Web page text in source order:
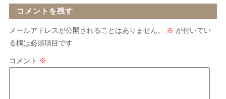
コメントを残す
メールアドレスが公開されることはありません。 ※ が付いてい
る欄は必須項目です
コメント ※